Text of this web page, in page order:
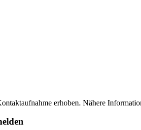
erhoben. Nähere